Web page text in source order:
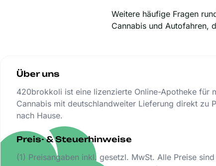
Weitere häufige Fragen
Cannabis und Autofahren,
Über uns
420brokkoli ist eine lizenzierte Online-Apotheke für
Cannabis mit deutschlandweiter Lieferung direkt zu
nach Hause.
Preis- & Steuerhinweise
(1) Preisangaben inkl. gesetzl. MwSt. Alle Preise